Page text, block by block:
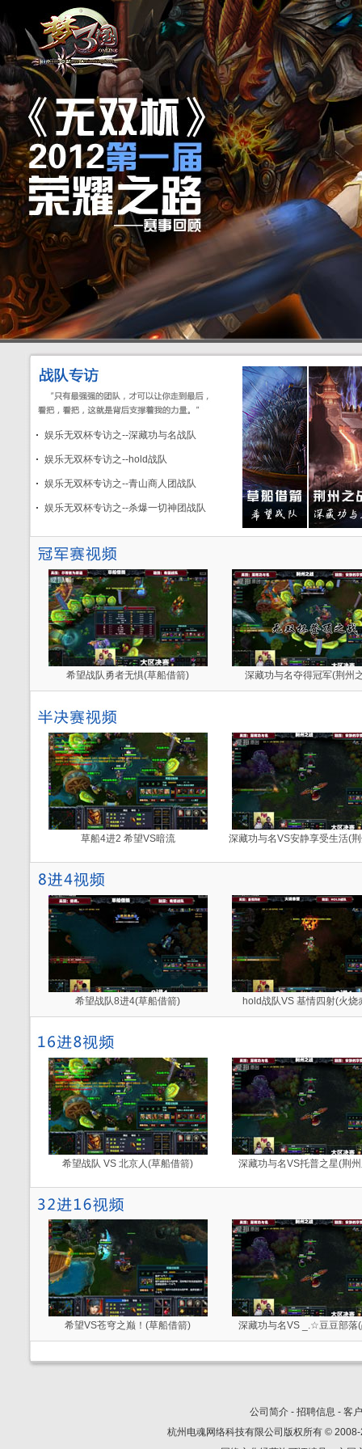
娱乐无双杯专访之--深藏功与名战队
娱乐无双杯专访之--hold战队
娱乐无双杯专访之--青山商人团战队
娱乐无双杯专访之--杀爆一切神团战队
希望战队勇者无惧(草船借箭) 深藏功与名夺得冠军(荆州
草船4进2 希望VS暗流 深藏功与名VS安静享受生活(
希望战队8进4(草船借箭) hold战队VS 基情四射(火烧
希望战队 VS 北京人(草船借箭) 深藏功与名VS托普之星(荆
希望VS苍穹之巅！(草船借箭) 深藏功与名VS _.☆豆豆部落
公司简介 -招聘信息 -客
杭州电魂网络科技有限公司版权所有 ©